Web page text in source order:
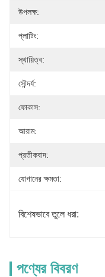
উপলক্ষ:
প্লাটিং:
স্থায়িত্ব:
সৌন্দর্য:
ফোকাস:
আরাম:
প্রতীকবাদ:
যোগানের ক্ষমতা:
বিশেষভাবে তুলে ধরা:
পণ্যের বিবরণ